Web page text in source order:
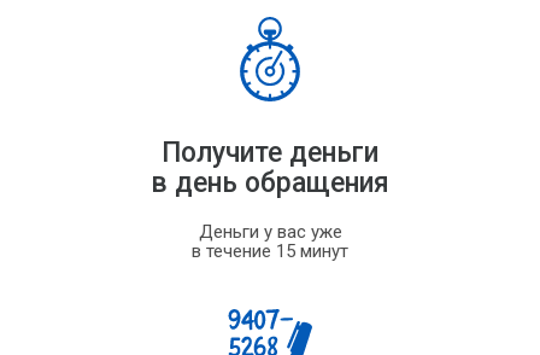
Получите деньги
в день обращения
Деньги у вас уже
в течение 15 минут